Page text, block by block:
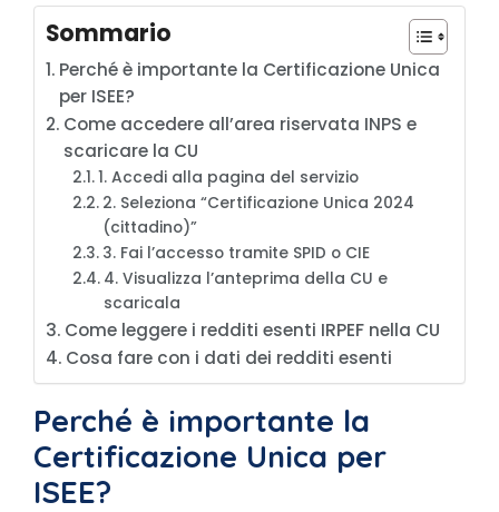
Sommario
Perché è importante la Certificazione Unica
per ISEE?
Come accedere all’area riservata INPS e
scaricare la CU
1. Accedi alla pagina del servizio
2. Seleziona “Certificazione Unica 2024
(cittadino)”
3. Fai l’accesso tramite SPID o CIE
4. Visualizza l’anteprima della CU e
scaricala
Come leggere i redditi esenti IRPEF nella CU
Cosa fare con i dati dei redditi esenti
Perché è importante la
Certificazione Unica per
ISEE?